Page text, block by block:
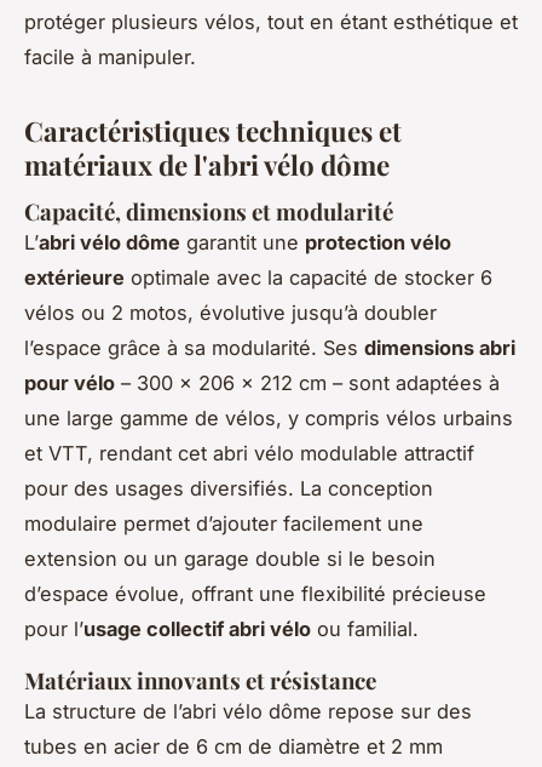
protéger plusieurs vélos, tout en étant esthétique et
facile à manipuler.
Caractéristiques techniques et
matériaux de l'abri vélo dôme
Capacité, dimensions et modularité
L’abri vélo dôme garantit une protection vélo
extérieure optimale avec la capacité de stocker 6
vélos ou 2 motos, évolutive jusqu’à doubler
l’espace grâce à sa modularité. Ses dimensions abri
pour vélo – 300 x 206 x 212 cm – sont adaptées à
une large gamme de vélos, y compris vélos urbains
et VTT, rendant cet abri vélo modulable attractif
pour des usages diversifiés. La conception
modulaire permet d’ajouter facilement une
extension ou un garage double si le besoin
d’espace évolue, offrant une flexibilité précieuse
pour l’usage collectif abri vélo ou familial.
Matériaux innovants et résistance
La structure de l’abri vélo dôme repose sur des
tubes en acier de 6 cm de diamètre et 2 mm